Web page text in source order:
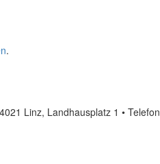
.
Linz, Landhausplatz 1 • Telefon